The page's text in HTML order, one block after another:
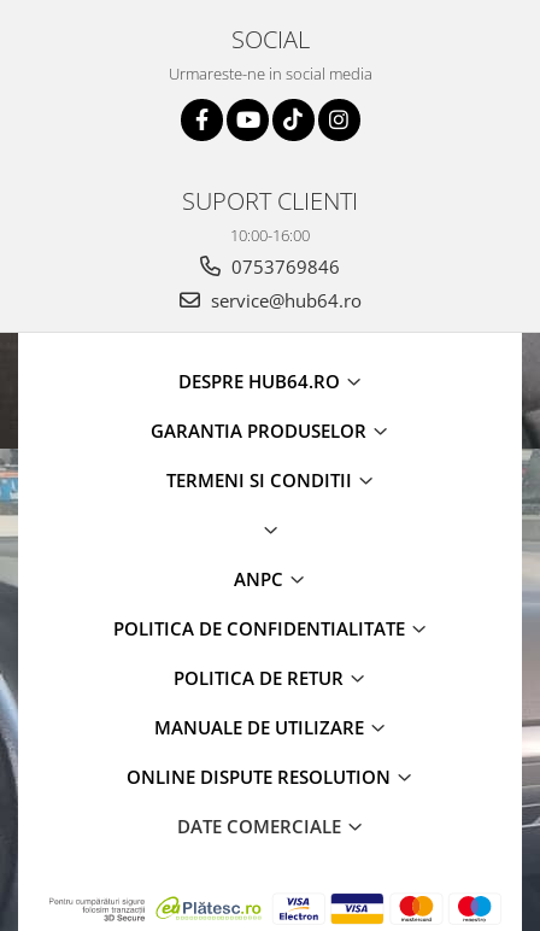
SOCIAL
Urmareste-ne in social media
SUPORT CLIENTI
10:00-16:00
0753769846
service@hub64.ro
DESPRE HUB64.RO
GARANTIA PRODUSELOR
TERMENI SI CONDITII
ANPC
POLITICA DE CONFIDENTIALITATE
POLITICA DE RETUR
MANUALE DE UTILIZARE
ONLINE DISPUTE RESOLUTION
DATE COMERCIALE